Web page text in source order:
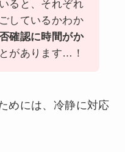
ると、それぞれ
しているかわか
確認に時間がか
があります…！
めには、冷静に対応